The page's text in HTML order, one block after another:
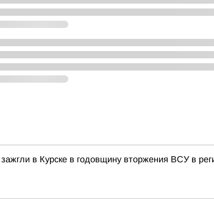
в Курске в годовщину вторжения ВСУ в